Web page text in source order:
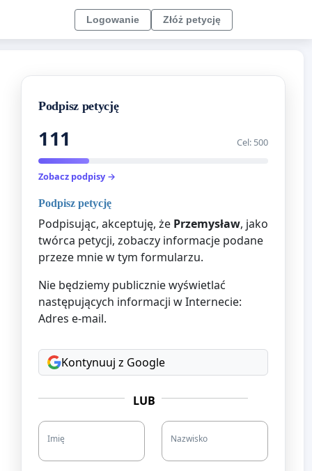
Logowanie Złóż petycję
Podpisz petycję
111 Cel: 500
Zobacz podpisy →
Podpisz petycję
Podpisując, akceptuję, że Przemysław, jako
twórca petycji, zobaczy informacje podane
przeze mnie w tym formularzu.
Nie będziemy publicznie wyświetlać
następujących informacji w Internecie:
Adres e-mail.
Kontynuuj z Google
LUB
Imię Nazwisko